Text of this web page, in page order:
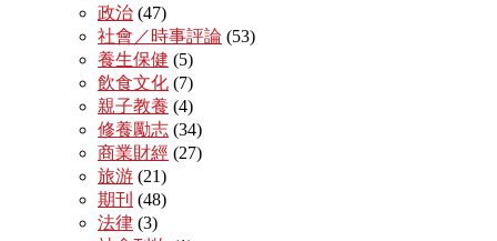
政治 (47)
社會／時事評論 (53)
養生保健 (5)
飲食文化 (7)
親子教養 (4)
修養勵志 (34)
商業財經 (27)
旅游 (21)
期刊 (48)
法律 (3)